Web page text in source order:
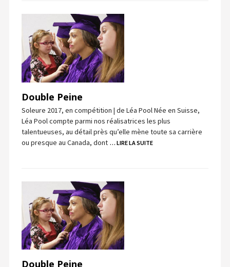
Double Peine
Soleure 2017, en compétition | de Léa Pool Née en Suisse,
Léa Pool compte parmi nos réalisatrices les plus
talentueuses, au détail près qu’elle mène toute sa carrière
ou presque au Canada, dont … LIRE LA SUITE
Double Peine